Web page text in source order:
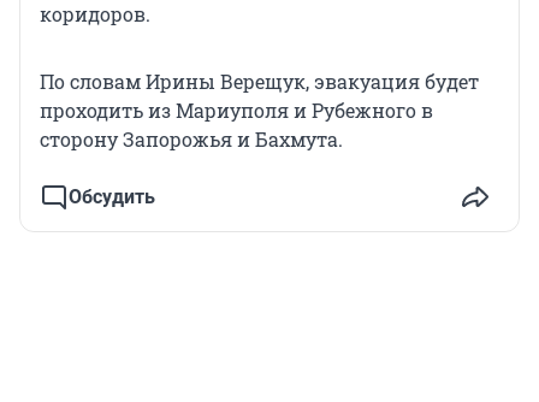
коридоров.
По словам Ирины Верещук, эвакуация будет
проходить из Мариуполя и Рубежного в
сторону Запорожья и Бахмута.
Обсудить